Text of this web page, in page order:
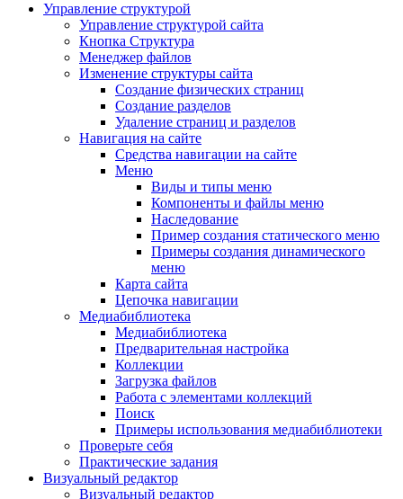
Управление структурой
Управление структурой сайта
Кнопка Структура
Менеджер файлов
Изменение структуры сайта
Создание физических страниц
Создание разделов
Удаление страниц и разделов
Навигация на сайте
Средства навигации на сайте
Меню
Виды и типы меню
Компоненты и файлы меню
Наследование
Пример создания статического меню
Примеры создания динамического
меню
Карта сайта
Цепочка навигации
Медиабиблиотека
Медиабиблиотека
Предварительная настройка
Коллекции
Загрузка файлов
Работа с элементами коллекций
Поиск
Примеры использования медиабиблиотеки
Проверьте себя
Практические задания
Визуальный редактор
Визуальный редактор